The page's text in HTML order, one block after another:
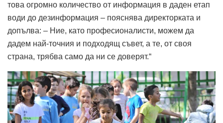
това огромно количество от информация в даден етап
води до дезинформация – пояснява директорката и
допълва: – Ние, като професионалисти, можем да
дадем най-точния и подходящ съвет, а те, от своя
страна, трябва само да ни се доверят.“